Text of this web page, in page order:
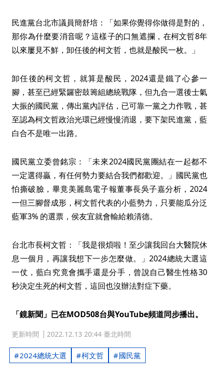
民進黨台北市議員簡舒培：「如果你覺得你做得是對的，
那你為什麼要消音呢？這樣子的口無遮攔，在柯文哲8年
以來屢見不鮮，卸任後的柯文哲，也就是酸民一枚。」
卸任後的柯文哲，就算是酸民，2024還是鐵了心參一
腳，甚至已經緊鑼密鼓籌組總統戰隊，但九合一選後士氣
大振的國民黨，傳出黨內評估，已可靠一黨之力作戰，甚
至認為柯文哲政治光環已經慢慢消退，要下架民進黨，藍
白合不是唯一出路。
國民黨立委曾銘宗：「未來2024國民黨團結在一起都不
一定選得贏，有任何勢力要結合我們都歡迎。」國民黨也
怕撕破臉，畢竟美麗島電子報董事長吳子嘉分析，2024
一但三腳督成形，柯文哲代表的小藍勢力，只要能瓜分泛
藍軍3% 的選票，侯友宜就會輸給賴清德。
台北市長柯文哲：「我是很煩啦！至少讓我回台大醫院休
息一個月，再讓我想下一步怎麼做。」2024總統大選這
一仗，藍白究竟會攜手還是分手，曾說自己醫生性格30
秒決定生死的柯文哲，這回也沒辦法對症下藥。
「鏡新聞」已在MOD508台與YouTube頻道同步播出。
更新時間 2022.12.13 20:44 臺北時間
2024總統大選 柯文哲 國民黨